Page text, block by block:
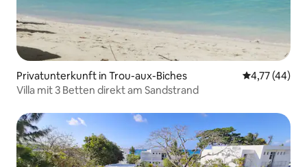
Privatunterkunft in Trou-aux-Biches
4,77 (44)
Villa mit 3 Betten direkt am Sandstrand